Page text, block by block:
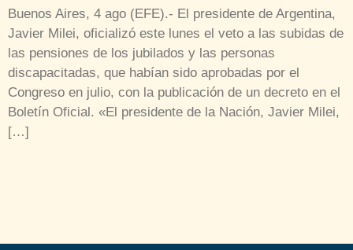
Buenos Aires, 4 ago (EFE).- El presidente de Argentina,
Javier Milei, oficializó este lunes el veto a las subidas de
las pensiones de los jubilados y las personas
discapacitadas, que habían sido aprobadas por el
Congreso en julio, con la publicación de un decreto en el
Boletín Oficial. «El presidente de la Nación, Javier Milei,
[…]